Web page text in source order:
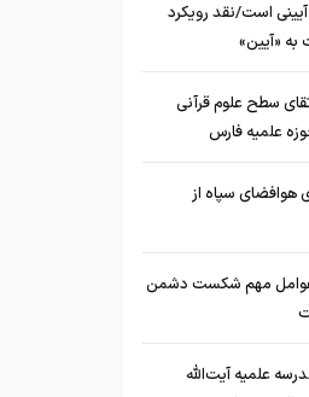
است/نقد رویکرد
به «آیین»
سطح علوم قرآنی
علمیه فارس
هوافضای سپاه از
عوامل مهم شکست دشمن
علمیه آیت‌الله